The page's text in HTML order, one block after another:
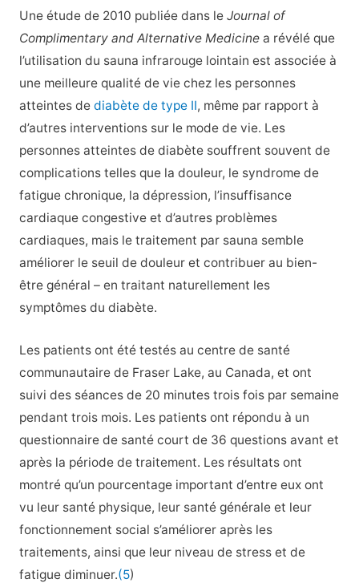
Une étude de 2010 publiée dans le Journal of
Complimentary and Alternative Medicinea révélé que
l’utilisation du sauna infrarouge lointain est associée à
une meilleure qualité de vie chez les personnes
atteintes de diabète de type II, même par rapport à
d’autres interventions sur le mode de vie. Les
personnes atteintes de diabète souffrent souvent de
complications telles que la douleur, le syndrome de
fatigue chronique, la dépression, l’insuffisance
cardiaque congestive et d’autres problèmes
cardiaques, mais le traitement par sauna semble
améliorer le seuil de douleur et contribuer au bien-
être général – en traitant naturellement les
symptômes du diabète.
Les patients ont été testés au centre de santé
communautaire de Fraser Lake, au Canada, et ont
suivi des séances de 20 minutes trois fois par semaine
pendant trois mois. Les patients ont répondu à un
questionnaire de santé court de 36 questions avant et
après la période de traitement. Les résultats ont
montré qu’un pourcentage important d’entre eux ont
vu leur santé physique, leur santé générale et leur
fonctionnement social s’améliorer après les
traitements, ainsi que leur niveau de stress et de
fatigue diminuer.(5)